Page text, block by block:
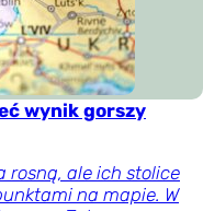
wynik gorszy
rosną, ale ich stolice
na mapie. W